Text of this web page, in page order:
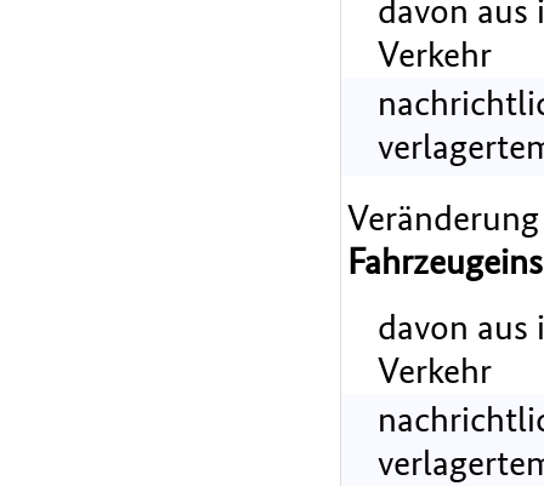
davon
Verkehr
davon
Verkehr